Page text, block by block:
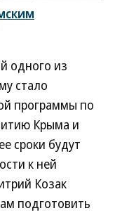
одного из
стало
программы по
Крыма и
сроки будут
к ней
Козак
подготовить